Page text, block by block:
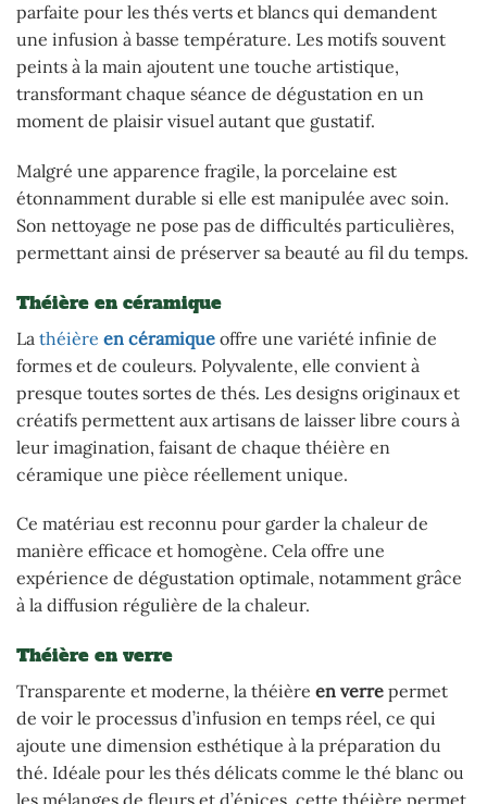
parfaite pour les thés verts et blancs qui demandent
une infusion à basse température. Les motifs souvent
peints à la main ajoutent une touche artistique,
transformant chaque séance de dégustation en un
moment de plaisir visuel autant que gustatif.
Malgré une apparence fragile, la porcelaine est
étonnamment durable si elle est manipulée avec soin.
Son nettoyage ne pose pas de difficultés particulières,
permettant ainsi de préserver sa beauté au fil du temps.
Théière en céramique
La théière en céramique offre une variété infinie de
formes et de couleurs. Polyvalente, elle convient à
presque toutes sortes de thés. Les designs originaux et
créatifs permettent aux artisans de laisser libre cours à
leur imagination, faisant de chaque théière en
céramique une pièce réellement unique.
Ce matériau est reconnu pour garder la chaleur de
manière efficace et homogène. Cela offre une
expérience de dégustation optimale, notamment grâce
à la diffusion régulière de la chaleur.
Théière en verre
Transparente et moderne, la théière en verre permet
de voir le processus d’infusion en temps réel, ce qui
ajoute une dimension esthétique à la préparation du
thé. Idéale pour les thés délicats comme le thé blanc ou